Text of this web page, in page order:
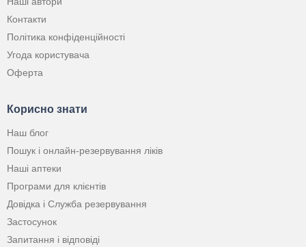
Контакти
Політика конфіденційності
Угода користувача
Оферта
Корисно знати
Наш блог
Пошук і онлайн-резервування ліків
Наші аптеки
Програми для клієнтів
Довідка і Служба резервування
Застосунок
Запитання і відповіді